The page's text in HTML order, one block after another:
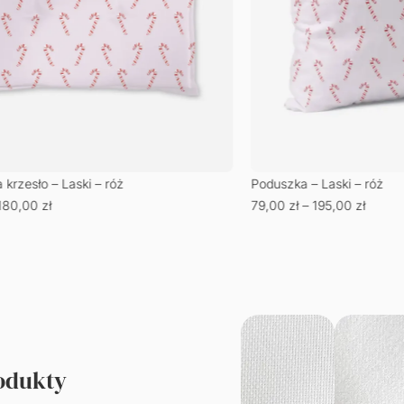
krzesło – Laski – róż
zł
Poduszka – Laski – róż
79,00 zł – 195,00 zł